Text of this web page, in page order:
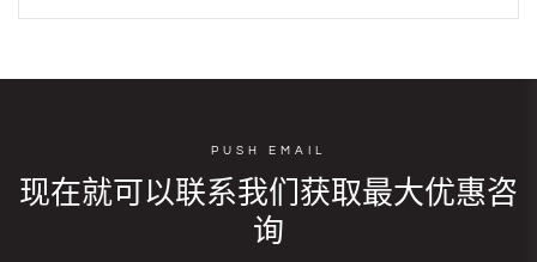
PUSH EMAIL
现在就可以联系我们获取最大优惠咨
询